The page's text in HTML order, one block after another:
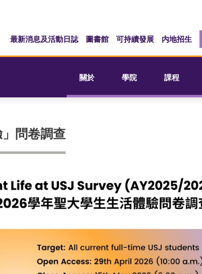
最新消息及活動日誌 圖書館 可持續發展 内地招生
關於 學院 課程
問卷調查